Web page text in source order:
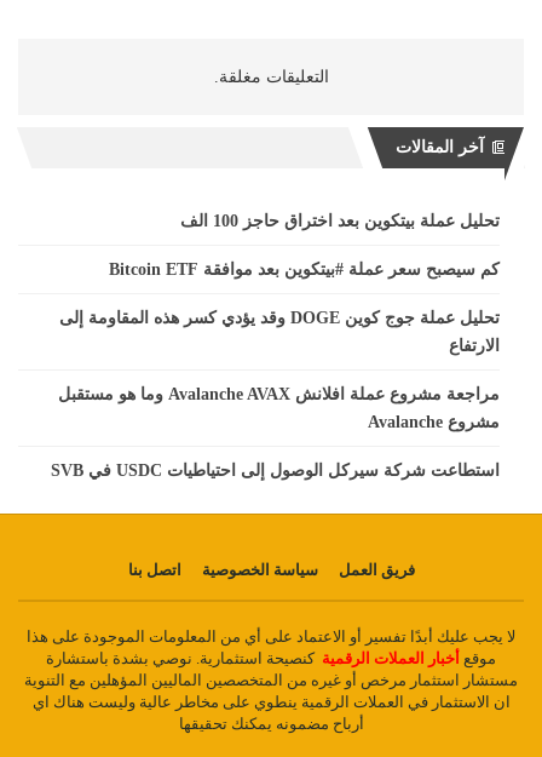
التعليقات مغلقة.
آخر المقالات
تحليل عملة بيتكوين بعد اختراق حاجز 100 الف
كم سيصبح سعر عملة #بيتكوين بعد موافقة Bitcoin ETF
تحليل عملة جوج كوين DOGE وقد يؤدي كسر هذه المقاومة إلى
الارتفاع
مراجعة مشروع عملة افلانش Avalanche AVAX وما هو مستقبل
مشروع Avalanche
استطاعت شركة سيركل الوصول إلى احتياطيات USDC في SVB
فريق العمل سياسة الخصوصية اتصل بنا
لا يجب عليك أبدًا تفسير أو الاعتماد على أي من المعلومات الموجودة على هذا
موقع أخبار العملات الرقمية كنصيحة استثمارية. نوصي بشدة باستشارة
مستشار استثمار مرخص أو غيره من المتخصصين الماليين المؤهلين مع التنوية
ان الاستثمار في العملات الرقمية ينطوي على مخاطر عالية وليست هناك اي
أرباح مضمونه يمكنك تحقيقها